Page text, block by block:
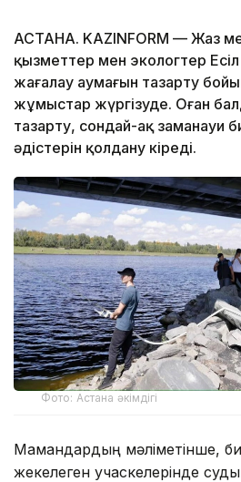
АСТАНА. KAZINFORM — Жаз
қызметтер мен экологтер
жағалау аумағын тазарту
жұмыстар жүргізуде. Оған
тазарту, сондай-ақ заманауи
әдістерін қолдану кіреді.
Фото: Астана әкімдігі
Мамандардың мәліметінше,
жекелеген учаскелерінде